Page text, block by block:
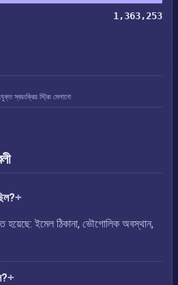
1,363,253
স্বয়ংক্রিয় স্ট্রিং মেলানো
ইমেল ঠিকানা, ভৌগোলিক অবস্থান,